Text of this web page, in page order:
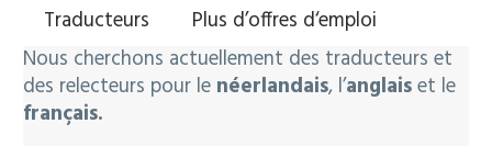
Français
Traducteurs
Plus d’offres d‘emploi
Nous cherchons actuellement des traducteurs et
des relecteurs pour le néerlandais, l’anglaiset le
français.